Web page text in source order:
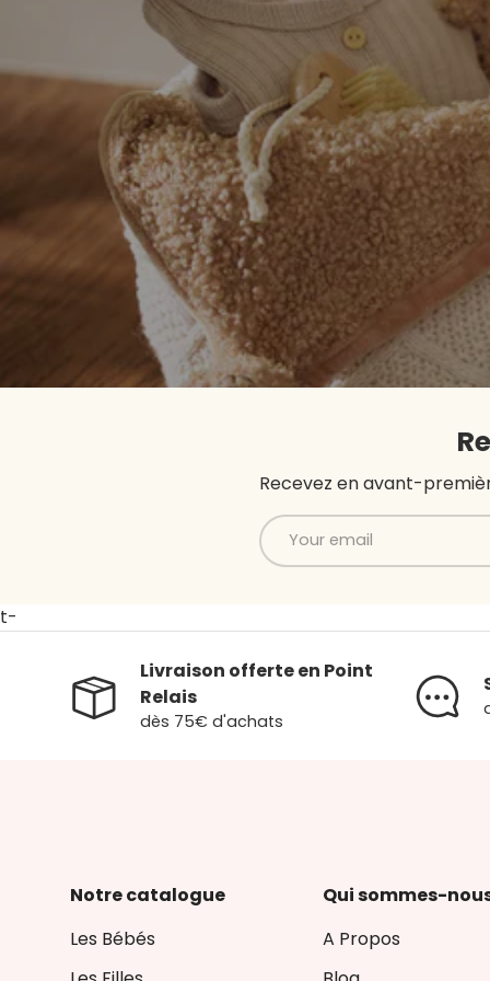
Toutes les
Recevez en avant-
Email
t-
Livraison offerte en Point
Relais
dès 75€ d'achats
Notre catalogue
Les Bébés
Qui sommes-
A Propos